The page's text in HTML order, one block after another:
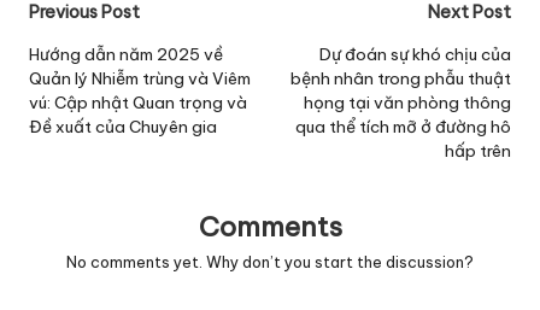
Post
navigation
Previous Post
Hướng dẫn năm 2025 về
Quản lý Nhiễm trùng và Viêm
vú: Cập nhật Quan trọng và
Đề xuất của Chuyên gia
Next Post
Dự đoán sự khó chịu của
bệnh nhân trong phẫu thuật
họng tại văn phòng thông
qua thể tích mỡ ở đường hô
hấp trên
Comments
No comments yet. Why don’t you start the discussion?